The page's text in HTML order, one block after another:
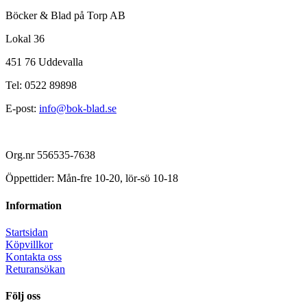
Böcker & Blad på Torp AB
Lokal 36
451 76 Uddevalla
Tel: 0522 89898
E-post: info@bok-blad.se
Org.nr 556535-7638
Öppettider: Mån-fre 10-20, lör-sö 10-18
Information
Startsidan
Köpvillkor
Kontakta oss
Returansökan
Följ oss